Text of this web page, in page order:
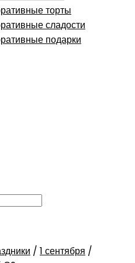
торты
сладости
подарки
/ 1 сентября /